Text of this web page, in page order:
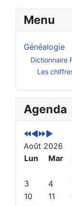
Menu
Généalogie
Dictionnaire
Les
Agenda
A
n
n
é
e
p
é
c
M
o
i
s
p
r
é
A
n
n
é
e
M
o
i
s
s
u
v
a
Août 2026
Lun
Mar
3
4
10
11